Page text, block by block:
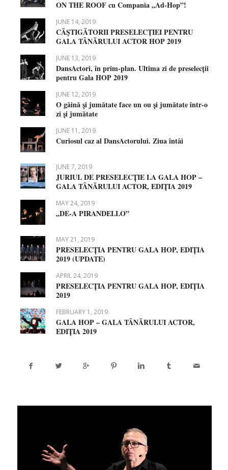
ON THE ROOF cu Compania „Ad-Hop”!
JUNE 14, 2019
CÂŞTIGĂTORII PRESELECŢIEI PENTRU
GALA TÂNĂRULUI ACTOR HOP 2019
JUNE 13, 2019
DansActori, în prim-plan. Ultima zi de preselecții
pentru Gala HOP 2019
JUNE 12, 2019
O găină și jumătate face un ou și jumătate într-o
zi și jumătate
JUNE 11, 2019
Curiosul caz al DansActorului. Ziua întâi
JUNE 7, 2019
JURIUL DE PRESELECȚIE LA GALA HOP –
GALA TÂNĂRULUI ACTOR, EDIȚIA 2019
MAY 24, 2019
„DE-A PIRANDELLO”
MAY 21, 2019
PRESELECȚIA PENTRU GALA HOP, EDIȚIA
2019 (UPDATE)
APRIL 24, 2019
PRESELECȚIA PENTRU GALA HOP, EDIȚIA
2019
FEBRUARY 1, 2019
GALA HOP – GALA TÂNĂRULUI ACTOR,
EDIȚIA 2019